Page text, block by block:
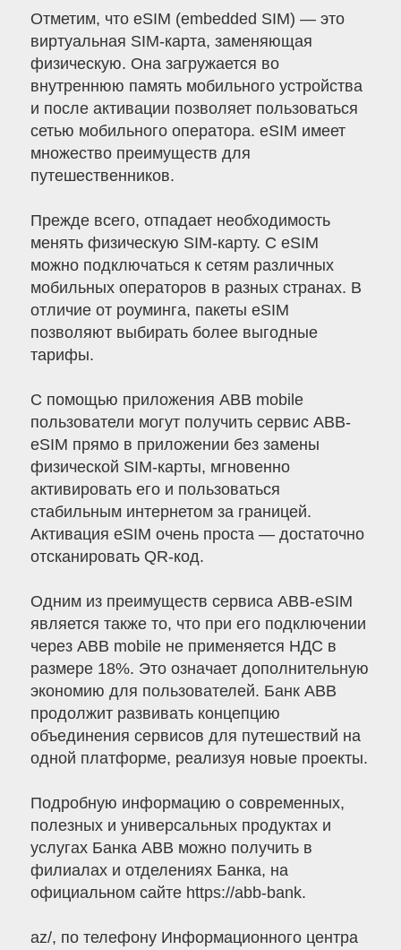
Отметим, что eSIM (embedded SIM) — это
виртуальная SIM-карта, заменяющая
физическую. Она загружается во
внутреннюю память мобильного устройства
и после активации позволяет пользоваться
сетью мобильного оператора. eSIM имеет
множество преимуществ для
путешественников.
Прежде всего, отпадает необходимость
менять физическую SIM-карту. С eSIM
можно подключаться к сетям различных
мобильных операторов в разных странах. В
отличие от роуминга, пакеты eSIM
позволяют выбирать более выгодные
тарифы.
С помощью приложения ABB mobile
пользователи могут получить сервис ABB-
eSIM прямо в приложении без замены
физической SIM-карты, мгновенно
активировать его и пользоваться
стабильным интернетом за границей.
Активация eSIM очень проста — достаточно
отсканировать QR-код.
Одним из преимуществ сервиса ABB-eSIM
является также то, что при его подключении
через ABB mobile не применяется НДС в
размере 18%. Это означает дополнительную
экономию для пользователей. Банк ABB
продолжит развивать концепцию
объединения сервисов для путешествий на
одной платформе, реализуя новые проекты.
Подробную информацию о современных,
полезных и универсальных продуктах и
услугах Банка ABB можно получить в
филиалах и отделениях Банка, на
официальном сайте https://abb-bank.
az/, по телефону Информационного центра